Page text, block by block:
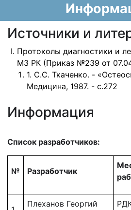
Источники и
Протоколы диагностики и
МЗ РК (Приказ №239 от
1. С.С. Ткаченко. -
Медицина, 1987. - с.272
Информация
Список разработчиков:
№ Разработчик
Плеханов Георгий